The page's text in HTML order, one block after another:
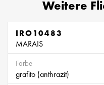
Weitere
IRO10483
MARAIS
Farbe
grafito (anthrazit)